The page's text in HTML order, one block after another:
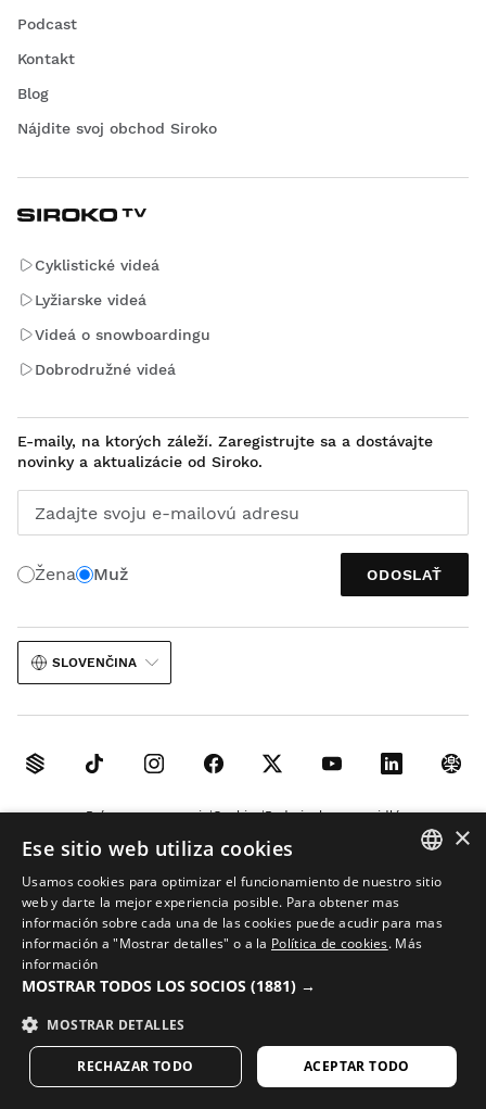
Podcast
Kontakt
Blog
Nájdite svoj obchod Siroko
Cyklistické videá
Lyžiarske videá
Videá o snowboardingu
Dobrodružné videá
E-maily, na ktorých záleží. Zaregistrujte sa a dostávajte
novinky a aktualizácie od Siroko.
Zadajte svoju e-mailovú adresu
Žena Muž ODOSLAŤ
SLOVENČINA
Právne upozornenie Cookies Podmienky a pravidlá
Umelá inteligencia v obrázkoch
© 2026 Siroko
SPANISH
ENGLISH
GERMAN
×
Ese sitio web utiliza cookies
Usamos cookies para optimizar el funcionamiento de nuestro sitio
web y darte la mejor experiencia posible. Para obtener mas
información sobre cada una de las cookies puede acudir para mas
información a "Mostrar detalles" o a la Política de cookies. Más
información
MOSTRAR TODOS LOS SOCIOS (1881) →
MOSTRAR DETALLES
ACEPTAR TODO
RECHAZAR TODO